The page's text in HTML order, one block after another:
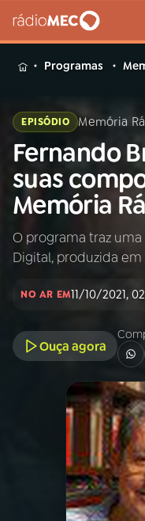
MENU
Buscar
na
Rádio
MEC
Início
INÍCIO
A RÁDIO
PROGRAMAS
PODCASTS
Programas
EPISÓDIO Memória
Fernando
suas
Memória
O programa traz
Digital, produzida em
NO AR EM11/10/2021,
Ouça agora